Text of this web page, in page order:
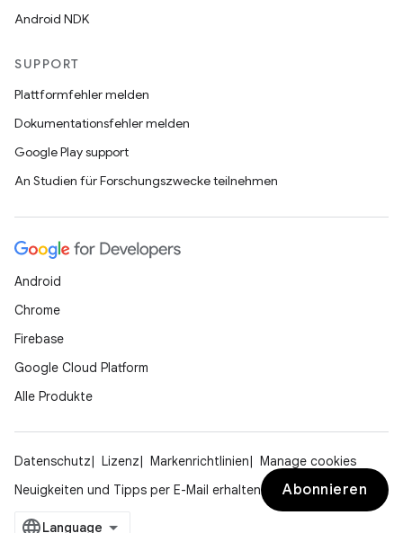
Android NDK
SUPPORT
Plattformfehler melden
Dokumentationsfehler melden
Google Play support
An Studien für Forschungszwecke teilnehmen
Android
Chrome
Firebase
Google Cloud Platform
Alle Produkte
Datenschutz Lizenz Markenrichtlinien
Manage cookies
Neuigkeiten und Tipps per E-Mail erhalten
Abonnieren